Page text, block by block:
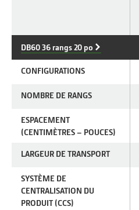
DB60 36 rangs 20 po
CONFIGURATIONS
NOMBRE DE RANGS
ESPACEMENT
(CENTIMÈTRES – POUCES)
LARGEUR DE TRANSPORT
SYSTÈME DE
CENTRALISATION DU
PRODUIT (CCS)